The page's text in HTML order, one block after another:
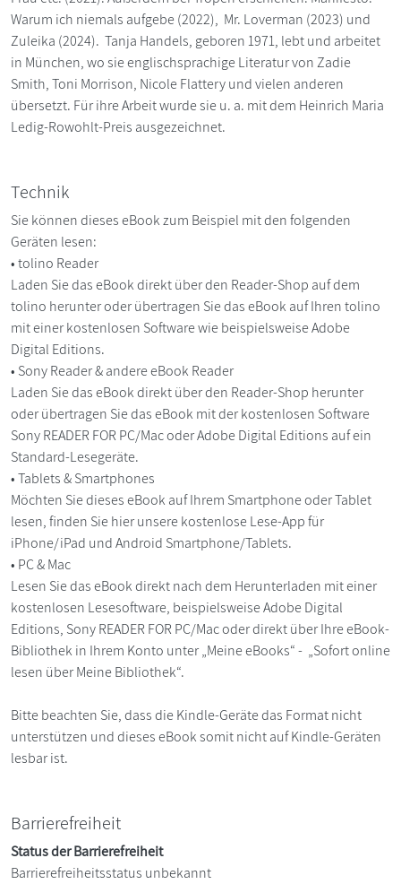
Warum ich niemals aufgebe (2022), Mr. Loverman (2023) und
Zuleika (2024). Tanja Handels, geboren 1971, lebt und arbeitet
in München, wo sie englischsprachige Literatur von Zadie
Smith, Toni Morrison, Nicole Flattery und vielen anderen
übersetzt. Für ihre Arbeit wurde sie u. a. mit dem Heinrich Maria
Ledig-Rowohlt-Preis ausgezeichnet.
Technik
Sie können dieses eBook zum Beispiel mit den folgenden
Geräten lesen:
• tolino Reader
Laden Sie das eBook direkt über den Reader-Shop auf dem
tolino herunter oder übertragen Sie das eBook auf Ihren tolino
mit einer kostenlosen Software wie beispielsweise Adobe
Digital Editions.
• Sony Reader & andere eBook Reader
Laden Sie das eBook direkt über den Reader-Shop herunter
oder übertragen Sie das eBook mit der kostenlosen Software
Sony READER FOR PC/Mac oder Adobe Digital Editions auf ein
Standard-Lesegeräte.
• Tablets & Smartphones
Möchten Sie dieses eBook auf Ihrem Smartphone oder Tablet
lesen, finden Sie hier unsere kostenlose Lese-App für
iPhone/iPad und Android Smartphone/Tablets.
• PC & Mac
Lesen Sie das eBook direkt nach dem Herunterladen mit einer
kostenlosen Lesesoftware, beispielsweise Adobe Digital
Editions, Sony READER FOR PC/Mac oder direkt über Ihre eBook-
Bibliothek in Ihrem Konto unter „Meine eBooks“ - „Sofort online
lesen über Meine Bibliothek“.
Bitte beachten Sie, dass die Kindle-Geräte das Format nicht
unterstützen und dieses eBook somit nicht auf Kindle-Geräten
lesbar ist.
Barrierefreiheit
Status der Barrierefreiheit
Barrierefreiheitsstatus unbekannt